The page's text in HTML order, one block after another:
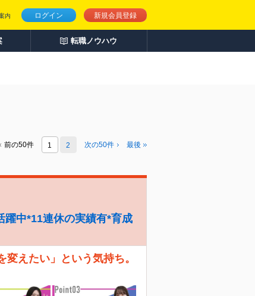
ログイン 新規会員登録
内
転職ノウハウ
前の50件 1 2 次の50件 最後
躍中*11連休の実績有*育成
変えたい」という気持ち。